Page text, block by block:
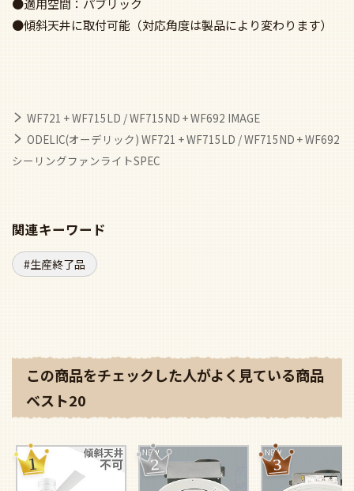
●本体材質：簡易取付ボルト付
●適用空間：パブリック
WF721 + WF715LD / WF715ND + WF692 IMAGE
ODELIC(オーデリック) WF721 + WF715LD / WF715ND + WF692
関連キーワード
この商品をチェックした人がよく見ている商品